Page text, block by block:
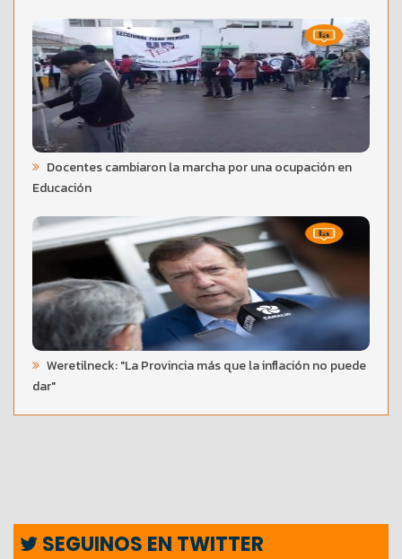
Docentes cambiaron la marcha por una ocupación en
Educación
Weretilneck: "La Provincia más que la inflación no puede
dar"
SEGUINOS EN TWITTER